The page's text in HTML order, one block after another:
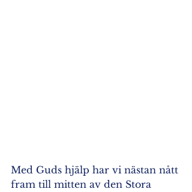
Med Guds hjälp har vi nästan nått
fram till mitten av den Stora